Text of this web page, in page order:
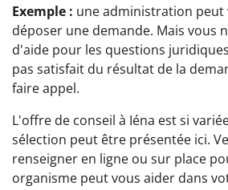
Exemple : une administration peut
déposer une demande. Mais vous
d'aide pour les questions
pas satisfait du résultat de la
faire appel.
L'offre de conseil à Iéna est si
sélection peut être présentée ici.
renseigner en ligne ou sur place
organisme peut vous aider dans